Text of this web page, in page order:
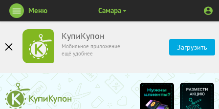
КупиКупон
Мобильное приложение
ещё удобнее
Загрузить
Меню Самара